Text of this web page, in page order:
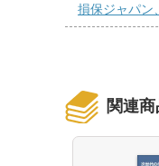
損保ジャパン
関連商